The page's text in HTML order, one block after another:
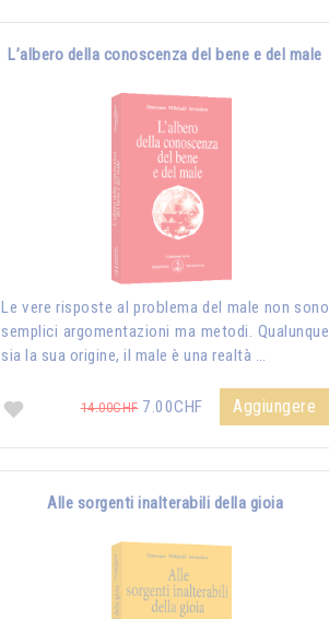
L’albero della conoscenza del bene e del male
Le vere risposte al problema del male non sono
semplici argomentazioni ma metodi. Qualunque
sia la sua origine, il male è una realtà …
14.00CHF7.00CHF Aggiungere
Alle sorgenti inalterabili della gioia